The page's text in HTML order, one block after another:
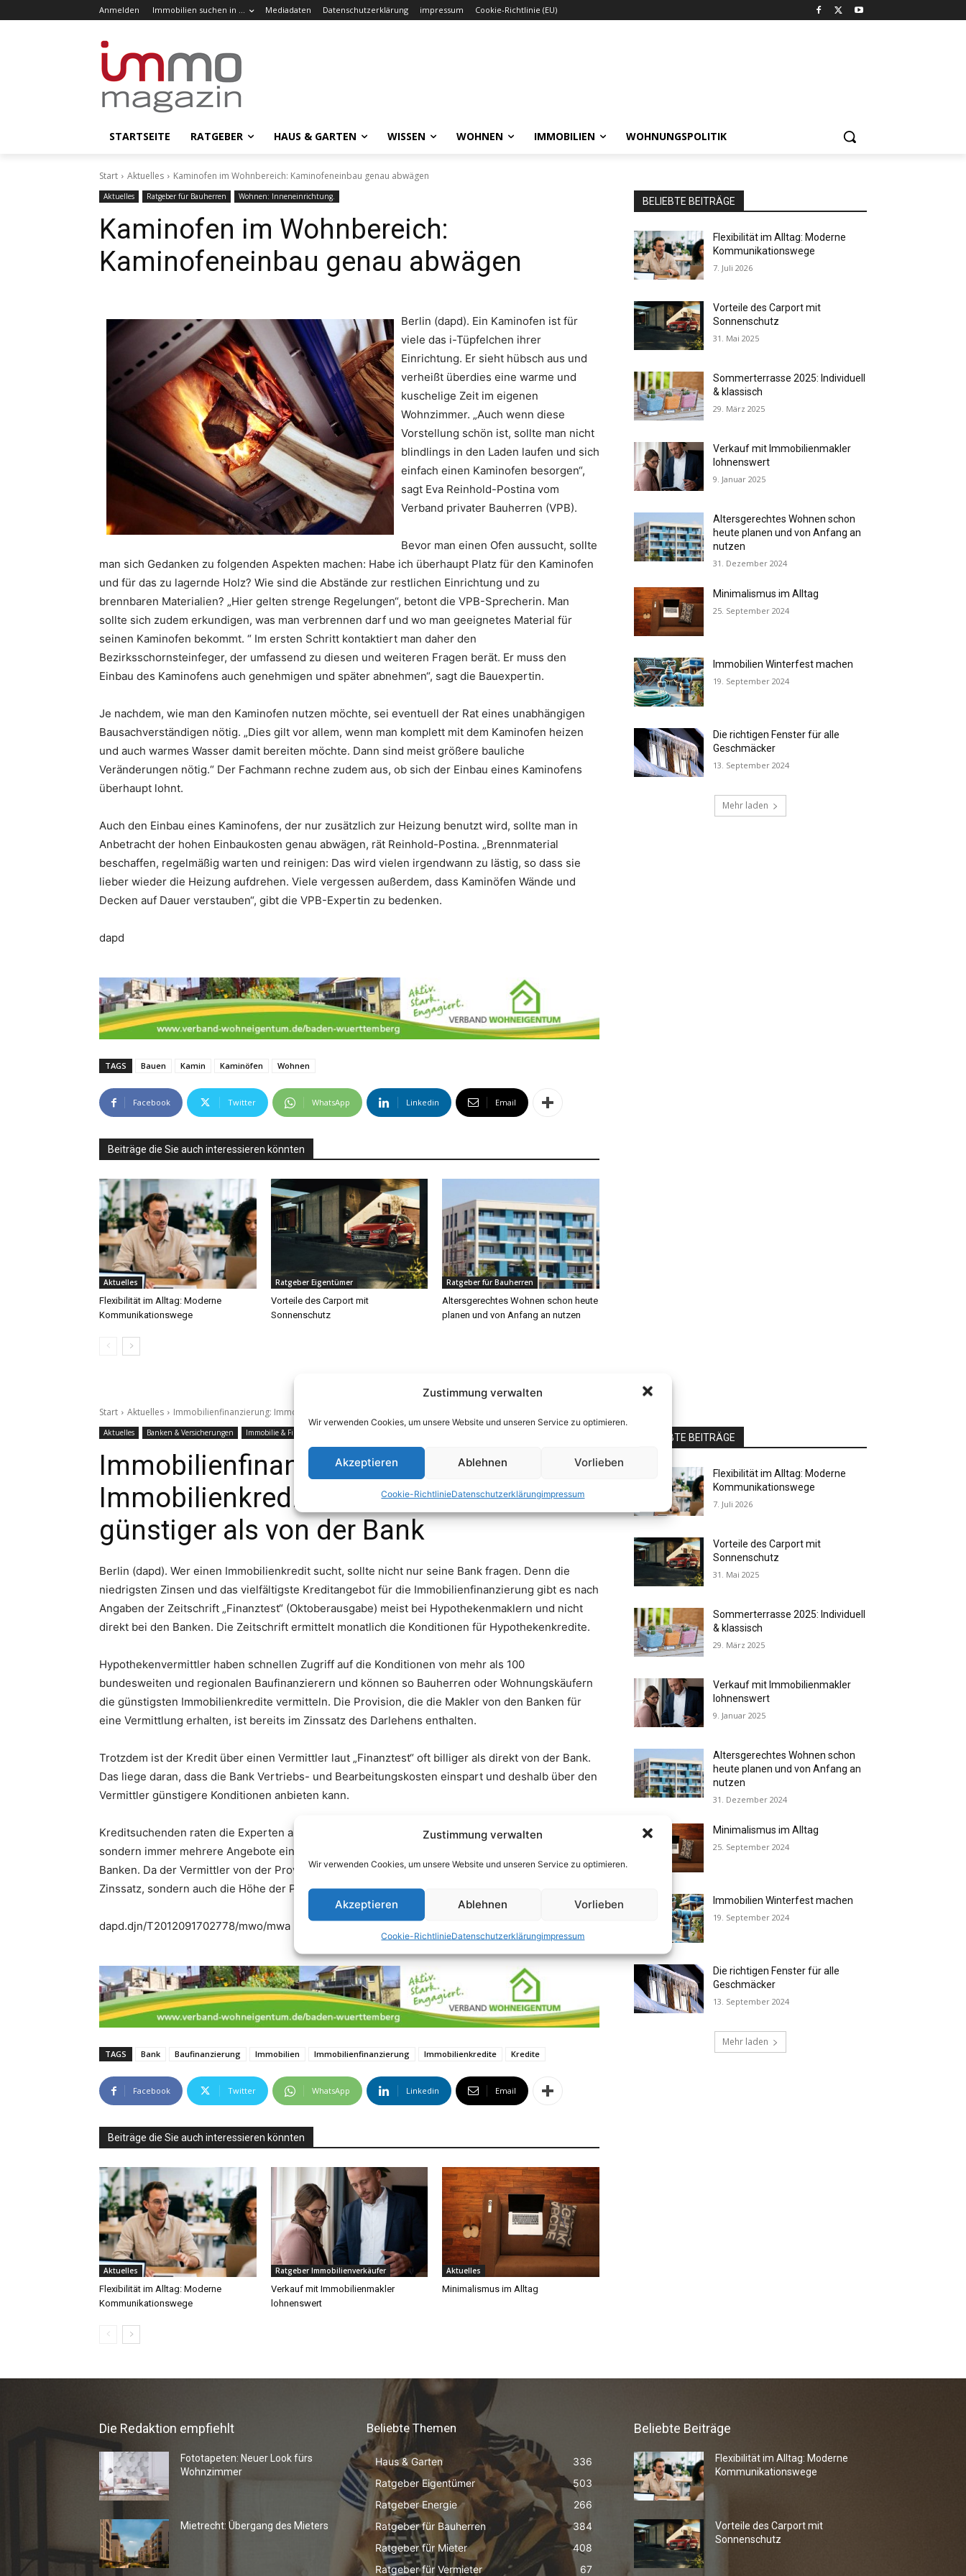
Zustimmung verwalten
Wir verwenden Cookies, um unsere Website und unseren Service zu optimieren.
Akzeptieren Ablehnen Vorlieben
Cookie-RichtlinieDatenschutzerklärungimpressum
Anmelden Immobilien suchen in … Mediadaten Datenschutzerklärung impressum Cookie-Richtlinie (EU)
STARTSEITE RATGEBER HAUS & GARTEN WISSEN WOHNEN IMMOBILIEN WOHNUNGSPOLITIK
Start Aktuelles Kaminofen im Wohnbereich: Kaminofeneinbau genau abwägen
Aktuelles Ratgeber für Bauherren Wohnen: Inneneinrichtung.
Kaminofen im Wohnbereich:
Kaminofeneinbau genau abwägen
Berlin (dapd). Ein Kaminofen ist für
viele das i-Tüpfelchen ihrer
Einrichtung. Er sieht hübsch aus und
verheißt überdies eine warme und
kuschelige Zeit im eigenen
Wohnzimmer. „Auch wenn diese
Vorstellung schön ist, sollte man nicht
blindlings in den Laden laufen und sich
einfach einen Kaminofen besorgen“,
sagt Eva Reinhold-Postina vom
Verband privater Bauherren (VPB).
Bevor man einen Ofen aussucht, sollte
man sich Gedanken zu folgenden Aspekten machen: Habe ich überhaupt Platz für den Kaminofen
und für das zu lagernde Holz? Wie sind die Abstände zur restlichen Einrichtung und zu
brennbaren Materialien? „Hier gelten strenge Regelungen“, betont die VPB-Sprecherin. Man
sollte sich zudem erkundigen, was man verbrennen darf und wo man geeignetes Material für
seinen Kaminofen bekommt. “ Im ersten Schritt kontaktiert man daher den
Bezirksschornsteinfeger, der umfassend zu diesen und weiteren Fragen berät. Er muss den
Einbau des Kaminofens auch genehmigen und später abnehmen“, sagt die Bauexpertin.
Je nachdem, wie man den Kaminofen nutzen möchte, sei eventuell der Rat eines unabhängigen
Bausachverständigen nötig. „Dies gilt vor allem, wenn man komplett mit dem Kaminofen heizen
und auch warmes Wasser damit bereiten möchte. Dann sind meist größere bauliche
Veränderungen nötig.“ Der Fachmann rechne zudem aus, ob sich der Einbau eines Kaminofens
überhaupt lohnt.
Auch den Einbau eines Kaminofens, der nur zusätzlich zur Heizung benutzt wird, sollte man in
Anbetracht der hohen Einbaukosten genau abwägen, rät Reinhold-Postina. „Brennmaterial
beschaffen, regelmäßig warten und reinigen: Das wird vielen irgendwann zu lästig, so dass sie
lieber wieder die Heizung aufdrehen. Viele vergessen außerdem, dass Kaminöfen Wände und
Decken auf Dauer verstauben“, gibt die VPB-Expertin zu bedenken.
dapd
TAGS Bauen Kamin Kaminöfen Wohnen
Facebook Twitter WhatsApp Linkedin Email
Beiträge die Sie auch interessieren könnten
Aktuelles
Flexibilität im Alltag: Moderne
Kommunikationswege
Ratgeber Eigentümer
Vorteile des Carport mit
Sonnenschutz
Ratgeber für Bauherren
Altersgerechtes Wohnen schon heute
planen und von Anfang an nutzen
BELIEBTE BEITRÄGE
Flexibilität im Alltag: Moderne
Kommunikationswege
7. Juli 2026
Vorteile des Carport mit
Sonnenschutz
31. Mai 2025
Sommerterrasse 2025: Individuell
& klassisch
29. März 2025
Verkauf mit Immobilienmakler
lohnenswert
9. Januar 2025
Altersgerechtes Wohnen schon
heute planen und von Anfang an
nutzen
31. Dezember 2024
Minimalismus im Alltag
25. September 2024
Immobilien Winterfest machen
19. September 2024
Die richtigen Fenster für alle
Geschmäcker
13. September 2024
Mehr laden
Die Redaktion empfiehlt
Fototapeten: Neuer Look fürs
Wohnzimmer
Mietrecht: Übergang des Mieters
Beliebte Themen
Haus & Garten
336
Ratgeber Eigentümer
503
Ratgeber Energie
266
Ratgeber für Bauherren
384
Ratgeber für Mieter
408
Ratgeber für Vermieter
67
Beliebte Beiträge
Flexibilität im Alltag: Moderne
Kommunikationswege
Vorteile des Carport mit
Sonnenschutz